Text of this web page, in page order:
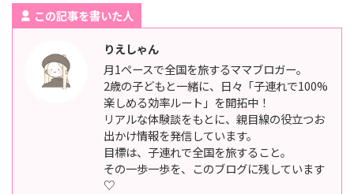
この記事を書いた人
りえしゃん
月1ペースで全国を旅するママブロガー。
2歳の子どもと一緒に、日々「子連れで100%
楽しめる効率ルート」を開拓中！
リアルな体験談をもとに、親目線の役立つお
出かけ情報を発信しています。
目標は、子連れで全国を旅すること。
その一歩一歩を、このブログに残しています
♡